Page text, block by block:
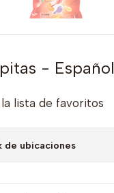
- Español
lista de favoritos
de ubicaciones